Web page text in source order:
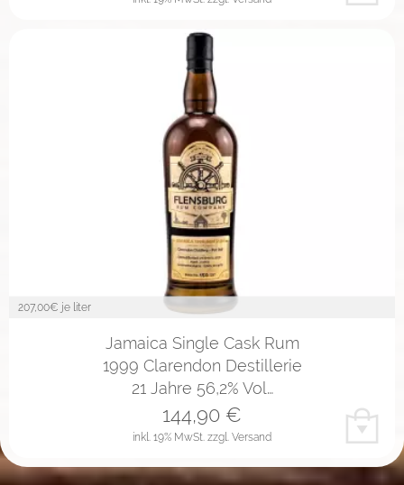
207,00€ je liter
Jamaica Single Cask Rum
1999 Clarendon Destillerie
21 Jahre 56,2% Vol…
inkl. 19% MwSt. zzgl. Versand
144,90 €